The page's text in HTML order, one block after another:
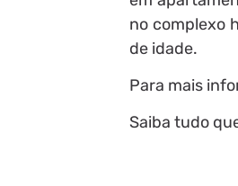
no complexo
de idade.
Para mais
Saiba tudo